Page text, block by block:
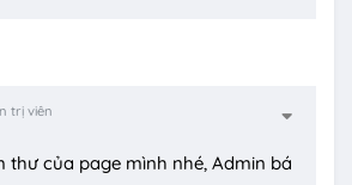
trị viên
thư của page mình nhé, Admin bá